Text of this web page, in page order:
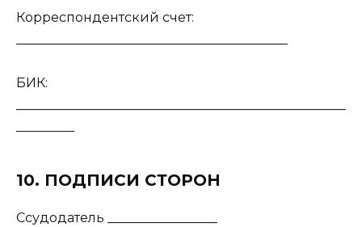
Корреспондентский счет:
БИК:
10. ПОДПИСИ СТОРОН
Ссудодатель _________________